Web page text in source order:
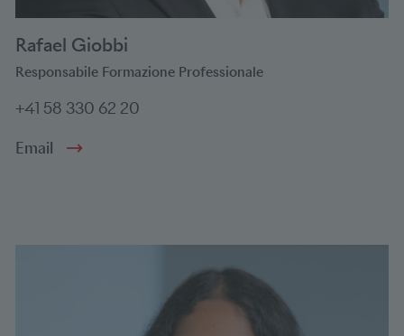
Rafael Giobbi
Responsabile Formazione Professionale
+41 58 330 62 20
Email